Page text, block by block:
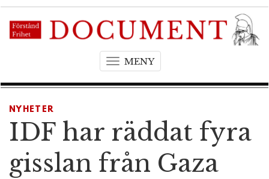
MENYT
g
e
a
NYHETER
IDF har räddat fyra
gisslan från Gaza